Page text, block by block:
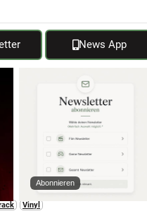
News App
Abonnieren
Vinyl